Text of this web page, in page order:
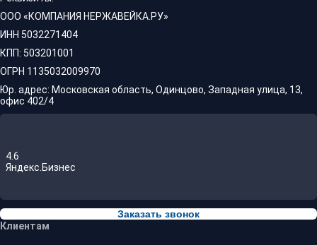
ООО «КОМПАНИЯ НЕРЖАВЕЙКА.РУ»
ИНН 5032271404
КПП: 503201001
ОГРН 1135032009970
Юр. адрес: Московская область, Одинцово, Западная улица, 13,
офис 402/4
4.6
Яндекс.Бизнес
Заказать звонок
Клиентам